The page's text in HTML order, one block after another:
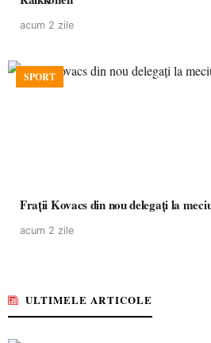
acum 2 zile
SPORT
Frații Kovacs din nou delegați la
acum 2 zile
ULTIMELE ARTICOLE